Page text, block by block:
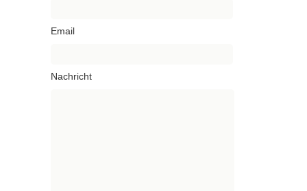
Email
Nachricht